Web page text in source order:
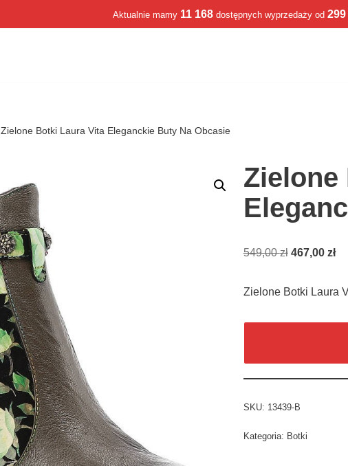
Aktualnie mamy 11 168 dostępnych wyprzedaży od 299
Zielone Botki Laura Vita Eleganckie Buty Na Obcasie
Zielone
549,00zł 467,00 zł
Zielone Botki Laura
SKU: 13439-B
Kategoria: Botki